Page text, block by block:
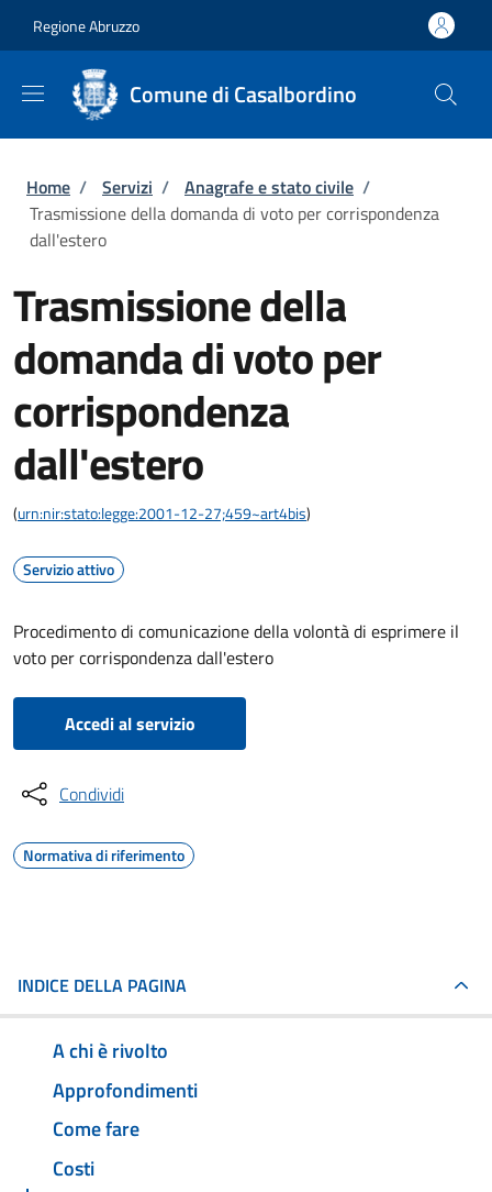
Regione Abruzzo
Comune di Casalbordino
Briciole di pane
Home / Servizi / Anagrafe e stato civile /
Trasmissione della domanda di voto per corrispondenza
dall'estero
Trasmissione della
domanda di voto per
corrispondenza
dall'estero
(urn:nir:stato:legge:2001-12-27;459~art4bis)
Servizio attivo
Procedimento di comunicazione della volontà di esprimere il
voto per corrispondenza dall'estero
Accedi al servizio
Condividi
Normativa di riferimento
INDICE DELLA PAGINA
A chi è rivolto
Approfondimenti
Come fare
Costi